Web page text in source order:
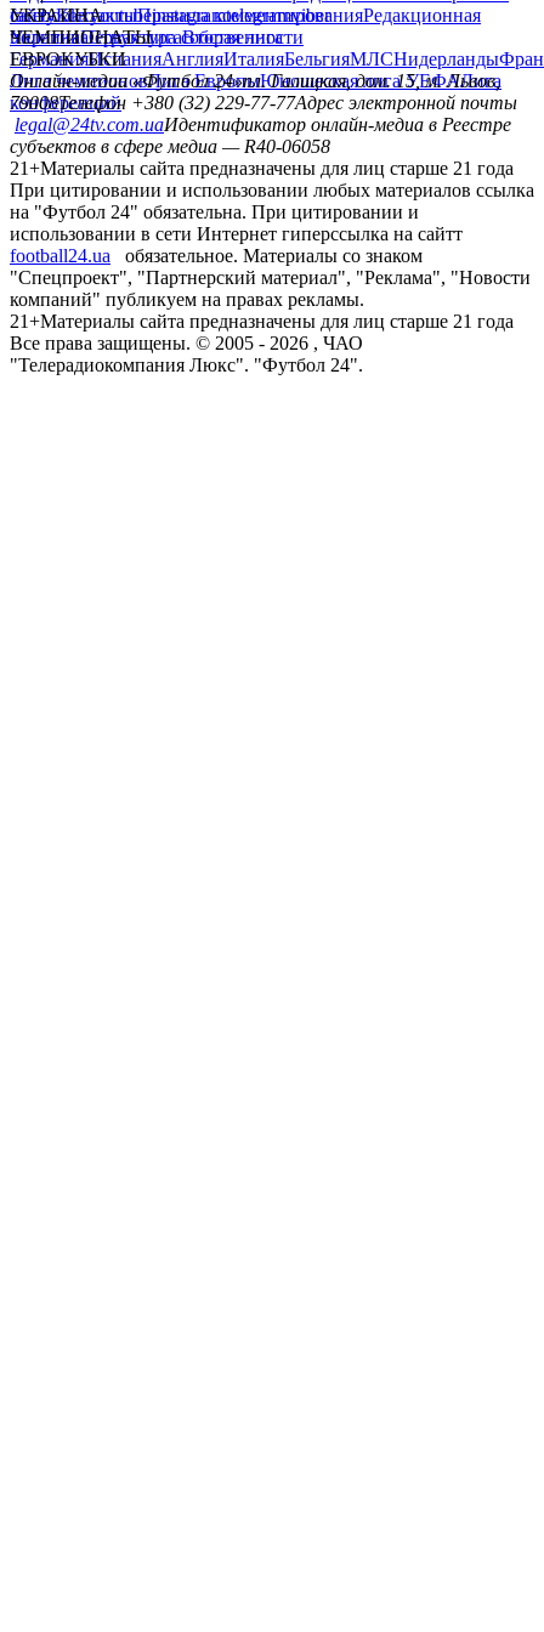
сайтуКонтактыПравила комментированияРедакционная
политикаСтруктура собственности
facebookxyoutubeinstagramtelegramviber
УКРАИНА
УкраинаПервая лигаВторая лига
ЧЕМПИОНАТЫ
ГерманияИспанияАнглияИталияБельгияМЛСНидерланды
ЕВРОКУБКИ
Лига чемпионовЛига ЕвропыЮношеская лига УЕФАЛига
конференций
Онлайн-медиа «Футбол 24»пл. Галицкая, дом. 15, м. Львов,
79008Телефон +380 (32) 229-77-77Адрес электронной почты
legal@24tv.com.uaИдентификатор онлайн-медиа в Реестре
субъектов в сфере медиа — R40-06058
21+Материалы сайта предназначены для лиц старше 21 года
При цитировании и использовании любых материалов ссылка
на "Футбол 24" обязательна. При цитировании и
использовании в сети Интернет гиперссылка на сайтт
football24.ua
обязательное. Материалы со знаком
"Спецпроект", "Партнерский материал", "Реклама", "Новости
компаний" публикуем на правах рекламы.
21+Материалы сайта предназначены для лиц старше 21 года
Все права защищены. © 2005 - 2026 , ЧАО
"Телерадиокомпания Люкс". "Футбол 24".